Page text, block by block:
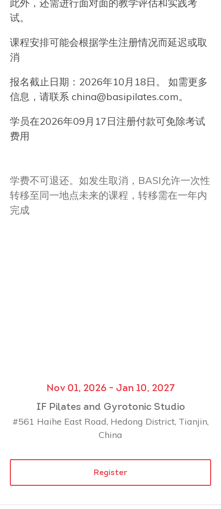
此外，还需进行面对面的教学评估和实践考
试。
课程安排可能会根据学生注册情况而延迟或取
消
报名截止日期：2026年10月18日。 如需更多
信息，请联系 china@basipilates.com。
学员在2026年09月17日注册付款可免除考试
费用
学费不可退还。如发生取消，BASI允许一次性
转移至同一地点未来的课程，转移需在一年内
完成
Nov 01, 2026 - Jan 10, 2027
IF Pilates and Gyrotonic Studio
#561 Haihe East Road, Hedong District, Tianjin,
China
Register